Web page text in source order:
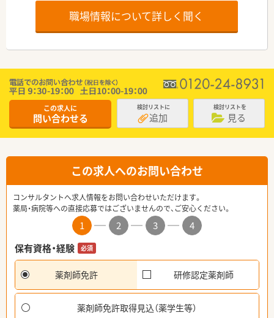
職場情報について詳しく聞く
この求人に
問い合わせる
検討リストに
追加
検討リストを
見る
この求人へのお問い合わせ
コンサルタントへ求人情報をお問い合わせいただけます。
薬局・病院等への直接応募ではございませんので、ご安心ください。
1 2 3
4
保有資格・経験
必須
薬剤師免許 研修認定薬剤師
薬剤師免許取得見込（薬学生等）